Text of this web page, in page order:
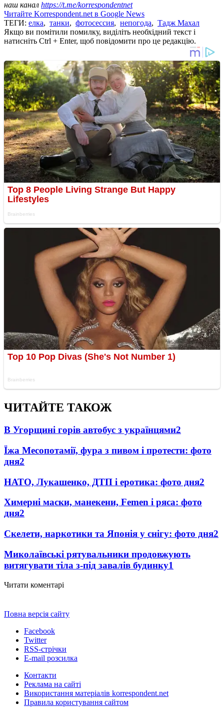
наш канал https://t.me/korrespondentnet
Читайте Korrespondent.net в Google News
ТЕГИ: елка, танки, фотосессия, непогода, Тадж Махал
Якщо ви помітили помилку, виділіть необхідний текст і
натисніть Ctrl + Enter, щоб повідомити про це редакцію.
ЧИТАЙТЕ ТАКОЖ
В Угорщині горів автобус з українцями2
Їжа Месопотамії, фура з пивом і протести: фото
дня2
НАТО, Лукашенко, ДТП і еротика: фото дня2
Химерні маски, манекени, Femen і ряса: фото
дня2
Скелети, наркотики та Японія у снігу: фото дня2
Миколаївські рятувальники продовжують
витягувати тіла з-під завалів будинку1
Читати коментарі
Повна версія сайту
Facebook
Twitter
RSS-стрічки
E-mail розсилка
Контакти
Реклама на сайті
Використання матеріалів korrespondent.net
Правила користування сайтом